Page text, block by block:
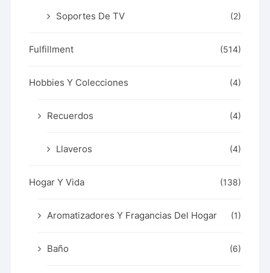
Soportes De TV (2)
Fulfillment (514)
Hobbies Y Colecciones (4)
Recuerdos (4)
Llaveros (4)
Hogar Y Vida (138)
Aromatizadores Y Fragancias Del Hogar (1)
Baño (6)